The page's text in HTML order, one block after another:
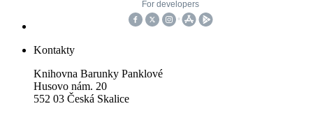
Kontakty
Knihovna Barunky Panklové
Husovo nám. 20
552 03 Česká Skalice